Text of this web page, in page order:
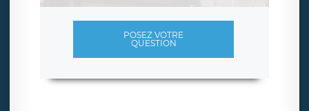
POSEZ VOTRE
QUESTION